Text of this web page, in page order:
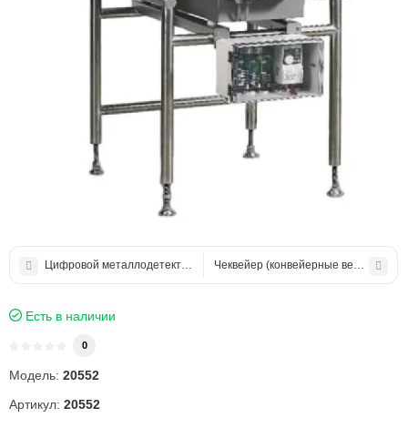
Цифровой металлодетектор CAS CMS2000-600 с конвейером
Чеквейер (конвейерные весы) CAS
Есть в наличии
0
Модель: 20552
Артикул: 20552